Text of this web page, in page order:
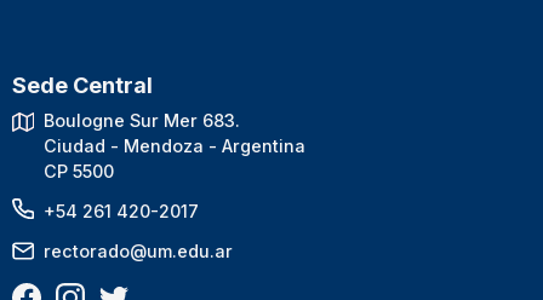
Sede Central
Boulogne Sur Mer 683.
Ciudad - Mendoza - Argentina
CP 5500
+54 261 420-2017
rectorado@um.edu.ar